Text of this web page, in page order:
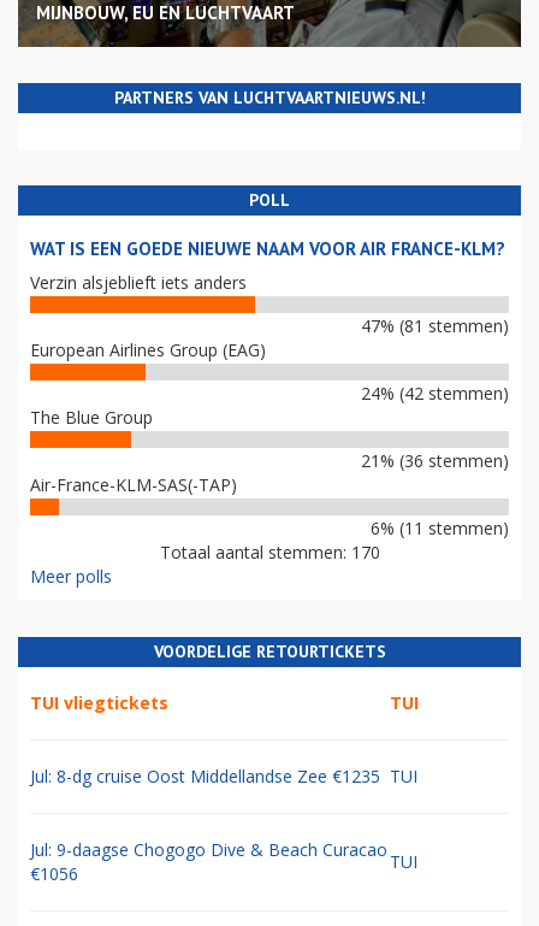
MIJNBOUW, EU EN LUCHTVAART
PARTNERS VAN LUCHTVAARTNIEUWS.NL!
POLL
WAT IS EEN GOEDE NIEUWE NAAM VOOR AIR FRANCE-KLM?
Verzin alsjeblieft iets anders
47% (81 stemmen)
European Airlines Group (EAG)
24% (42 stemmen)
The Blue Group
21% (36 stemmen)
Air-France-KLM-SAS(-TAP)
6% (11 stemmen)
Totaal aantal stemmen: 170
Meer polls
VOORDELIGE RETOURTICKETS
TUI vliegtickets TUI
Jul: 8-dg cruise Oost Middellandse Zee €1235 TUI
Jul: 9-daagse Chogogo Dive & Beach Curacao
€1056
TUI